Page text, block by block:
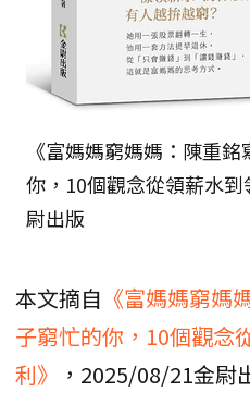
《富媽媽窮媽媽：陳重
你，10個觀念從領薪水
尉出版
本文摘自 《富媽媽窮媽
子窮忙的你，10個觀念
利》
，2025/08/21金尉